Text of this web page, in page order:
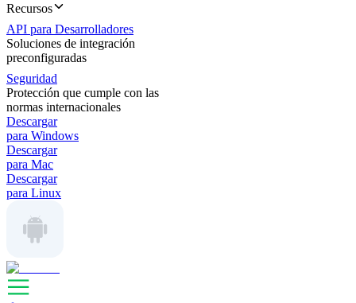
Recursos
API para Desarrolladores
Soluciones de integración
preconfiguradas
Seguridad
Protección que cumple con las
normas internacionales
Descargar
para Windows
Descargar
para Mac
Descargar
para Linux